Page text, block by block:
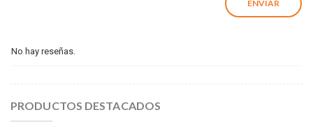
No hay reseñas.
PRODUCTOS DESTACADOS